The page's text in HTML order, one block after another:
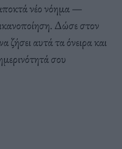
νέο νόημα —
Δώσε στον
ζήσει αυτά τα όνειρα και
σου